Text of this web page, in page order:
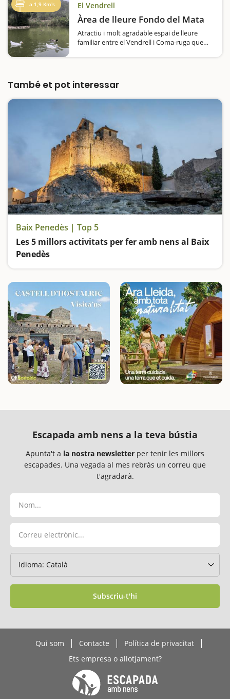
a 1,9 Km's El Vendrell
Àrea de lleure Fondo del Mata
Atractiu i molt agradable espai de lleure
familiar entre el Vendrell i Coma-ruga que
pàrquing…
També et pot interessar
Baix Penedès | Top 5
Les 5 millors activitats per fer amb nens al Baix
Penedès
Escapada amb nens a la teva bústia
Apunta't a la nostra newsletter per tenir les millors
escapades. Una vegada al mes rebràs un correu que
t'agradarà.
Subscriu-t'hi
Qui som Contacte
Política de privacitat
Ets empresa o allotjament?